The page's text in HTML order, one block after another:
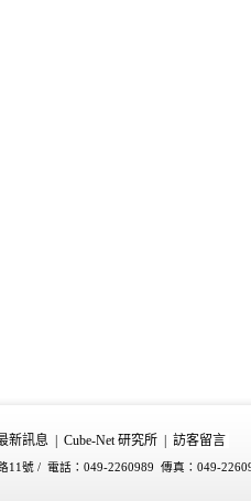
新訊息 Cube-Net 研究所 訪客留言
11號 / 電話：049-2260989 傳真：049-